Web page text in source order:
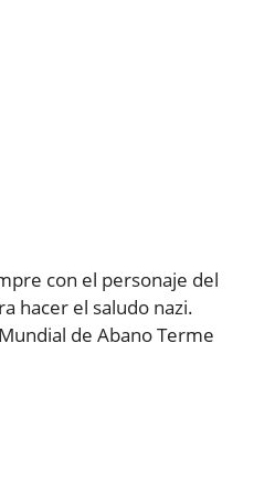
con el personaje del
hacer el saludo nazi.
de Abano Terme